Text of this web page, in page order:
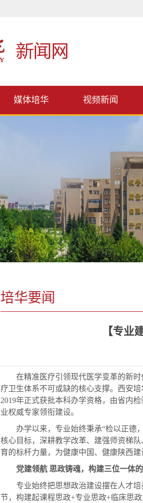
媒体培华 视频新闻
培华要闻
【专业
在精准医疗引领现代医学变革的新
疗卫生体系不可或缺的核心支撑。西安
2019年正式获批本科办学资格，由省内
业权威专家领衔建设。
办学以来，专业始终秉承“检以正德
核心目标，深耕教学改革、建强师资梯
育的标杆力量，为健康中国、健康陕西
党建领航 思政铸魂，构建三位一体
专业始终把思想政治建设摆在人才
节，构建起课程思政+专业思政+临床思